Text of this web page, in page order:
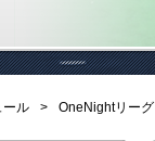
ール > OneNightリーグ